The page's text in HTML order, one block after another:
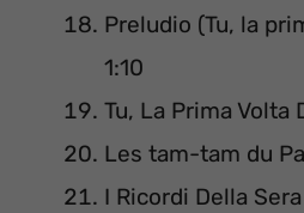
Preludio (Tu, la
1:10
Tu, La Prima Volta
Les tam-tam du
I Ricordi Della